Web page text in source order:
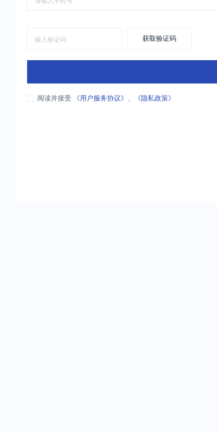
获取验证码
阅读并接受 《用户服务协议》 、 《隐私政策》